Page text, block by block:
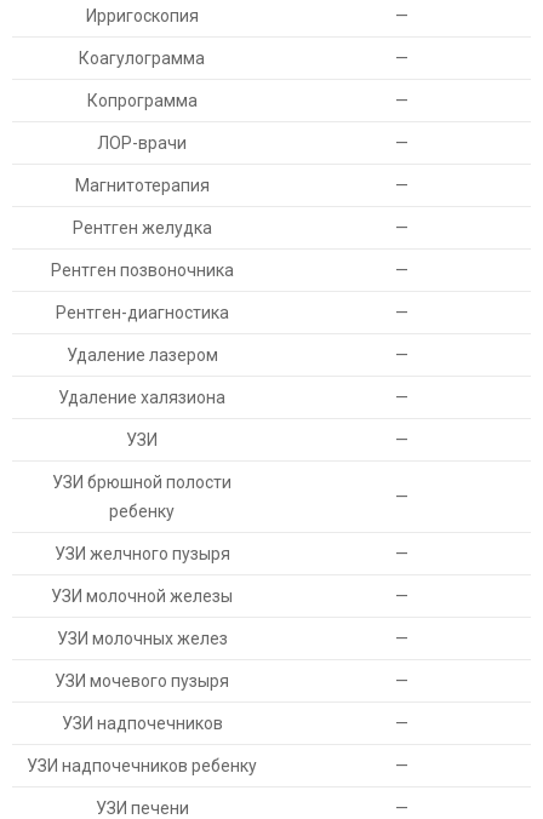
Ирригоскопия —
Коагулограмма —
Копрограмма —
ЛОР-врачи —
Магнитотерапия —
Рентген желудка —
Рентген позвоночника —
Рентген-диагностика —
Удаление лазером —
Удаление халязиона —
УЗИ —
УЗИ брюшной полости
ребенку
—
УЗИ желчного пузыря —
УЗИ молочной железы —
УЗИ молочных желез —
УЗИ мочевого пузыря —
УЗИ надпочечников —
УЗИ надпочечников ребенку —
УЗИ печени —